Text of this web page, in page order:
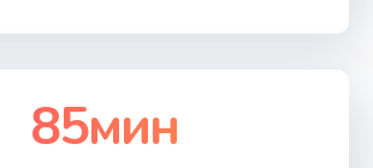
85мин